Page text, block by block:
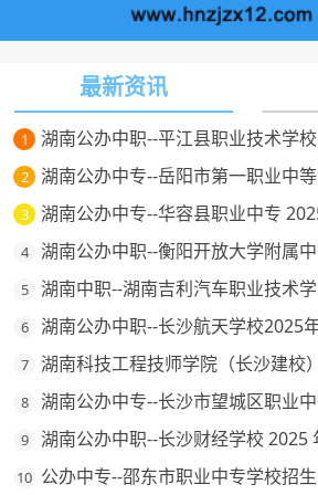
最新资讯
1
2
3 湖南公办中专--华容县职业中专
4
5
6 湖南公办中职--长沙航天学校2025
7
8
9 湖南公办中职--长沙财经学校 2025
10